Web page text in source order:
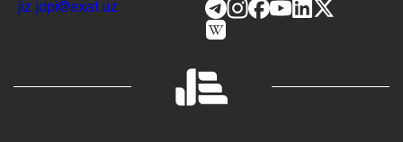
jiz.jdpi@exat.uz